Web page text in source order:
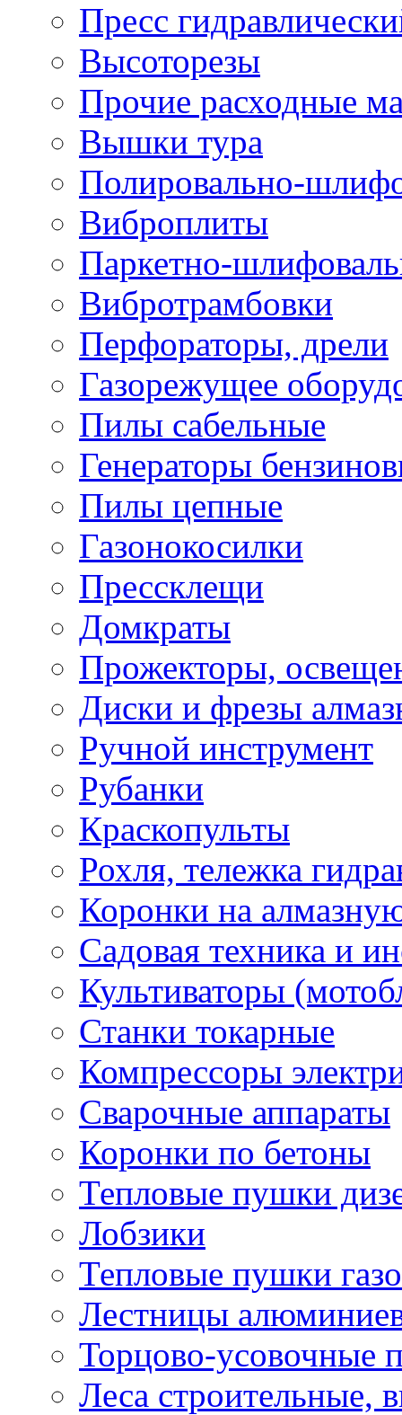
Пресс
Высоторезы
Прочие расходные
Вышки тура
Полировально-
Виброплиты
Паркетно-
Вибротрамбовки
Перфораторы, дрели
Газорежущее
Пилы сабельные
Генераторы
Пилы цепные
Газонокосилки
Прессклещи
Домкраты
Прожекторы,
Диски и фрезы
Ручной инструмент
Рубанки
Краскопульты
Рохля, тележка
Коронки на
Садовая техника и
Культиваторы
Станки токарные
Компрессоры
Сварочные аппараты
Коронки по бетоны
Тепловые пушки
Лобзики
Тепловые пушки
Лестницы
Торцово-усовочные
Леса строительные,